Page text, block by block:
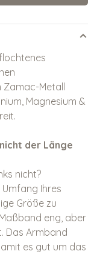
Zamac-Metall
Magnesium &
der Länge
nicht?
Ihres
Größe zu
eng, aber
Das Armband
es gut um das